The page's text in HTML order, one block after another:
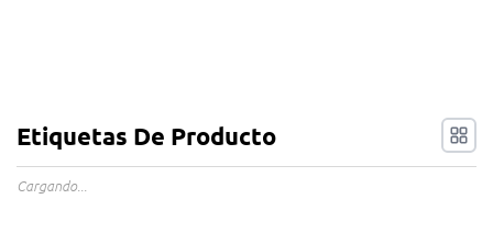
Etiquetas De Producto
Cargando...